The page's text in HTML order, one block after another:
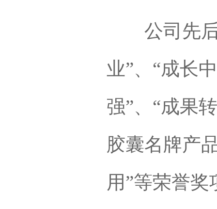
公司先后
业”、“成长
强”、“成果
胶囊名牌产
用”等荣誉